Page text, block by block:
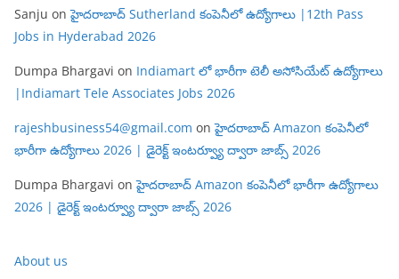
Sanju onహైదరాబాద్ Sutherland కంపెనీలో ఉద్యోగాలు |12th Pass
Jobs in Hyderabad 2026
Dumpa Bhargavi on Indiamart లో భారీగా టెలీ అసోసియేట్ ఉద్యోగాలు
|Indiamart Tele Associates Jobs 2026
rajeshbusiness54@gmail.com onహైదరాబాద్ Amazon కంపెనీలో
భారీగా ఉద్యోగాలు 2026 | డైరెక్ట్ ఇంటర్వ్యూ ద్వారా జాబ్స్ 2026
Dumpa Bhargavi onహైదరాబాద్ Amazon కంపెనీలో భారీగా ఉద్యోగాలు
2026 | డైరెక్ట్ ఇంటర్వ్యూ ద్వారా జాబ్స్ 2026
About us